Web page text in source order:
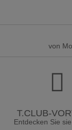
von
T.CLUB-
Entdecken Sie